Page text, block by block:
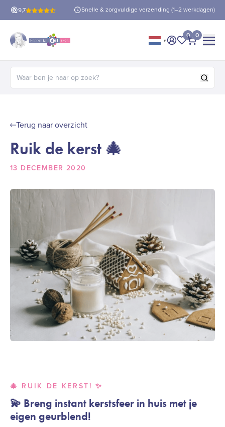
9,7
verzendingvanaf €60! Snelle & zorgvuldige verzending (1–2 werkdagen)
▼ Mijn account
Mijn
0 0
Zoeken naar:
Terug naar overzicht
Ruik de kerst 🎄
13 DECEMBER 2020
🎄 RUIK DE KERST! ✨
💫 Breng instant kerstsfeer in huis met je
eigen geurblend!